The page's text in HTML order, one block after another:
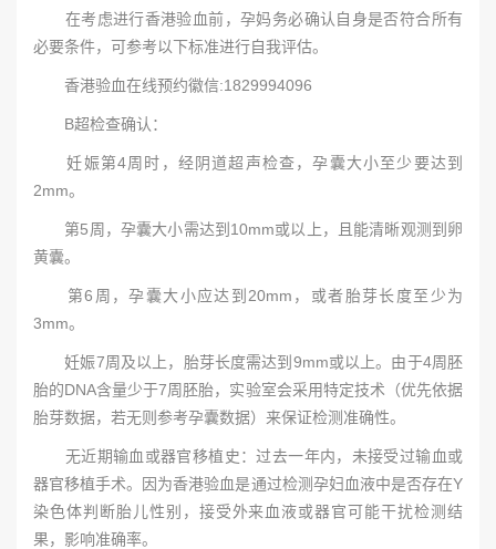
在考虑进行香港验血前，孕妈务必确认自身是否符合所有
必要条件，可参考以下标准进行自我评估。
香港验血在线预约徽信:1829994096
B超检查确认：
妊娠第4周时，经阴道超声检查，孕囊大小至少要达到
2mm。
第5周，孕囊大小需达到10mm或以上，且能清晰观测到卵
黄囊。
第6周，孕囊大小应达到20mm，或者胎芽长度至少为
3mm。
妊娠7周及以上，胎芽长度需达到9mm或以上。由于4周胚
胎的DNA含量少于7周胚胎，实验室会采用特定技术（优先依据
胎芽数据，若无则参考孕囊数据）来保证检测准确性。
无近期输血或器官移植史：过去一年内，未接受过输血或
器官移植手术。因为香港验血是通过检测孕妇血液中是否存在Y
染色体判断胎儿性别，接受外来血液或器官可能干扰检测结
果，影响准确率。